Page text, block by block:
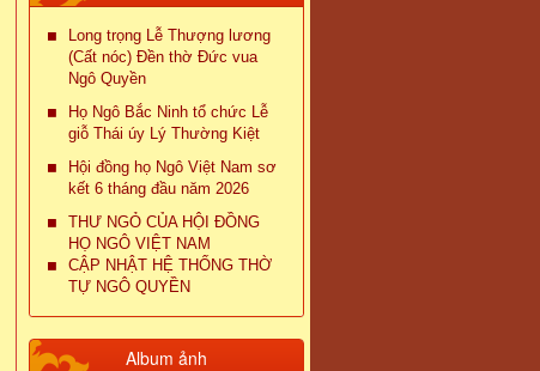
Long trọng Lễ Thượng lương
(Cất nóc) Đền thờ Đức vua
Ngô Quyền
Họ Ngô Bắc Ninh tổ chức Lễ
giỗ Thái úy Lý Thường Kiệt
Hội đồng họ Ngô Việt Nam sơ
kết 6 tháng đầu năm 2026
THƯ NGỎ CỦA HỘI ĐỒNG
HỌ NGÔ VIỆT NAM
CẬP NHẬT HỆ THỐNG THỜ
TỰ NGÔ QUYỀN
Album ảnh